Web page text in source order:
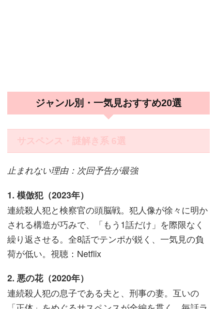
ジャンル別・一気見おすすめ20選
サスペンス・謎解き系 6選
止まれない理由：次回予告が最強
1. 模倣犯（2023年）
連続殺人犯と検察官の頭脳戦。犯人像が徐々に明か
される構造が巧みで、「もう1話だけ」を際限なく
繰り返させる。全8話でテンポが鋭く、一気見の負
荷が低い。視聴：Netflix
2. 悪の花（2020年）
連続殺人犯の息子である夫と、刑事の妻。互いの